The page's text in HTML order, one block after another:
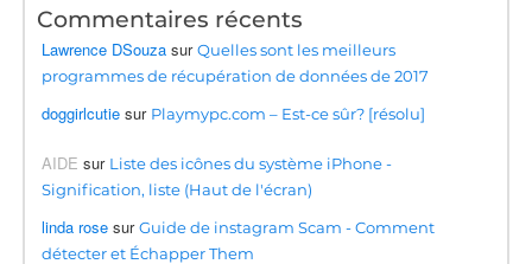
Commentaires récents
Lawrence DSouza surQuelles sont les meilleurs
programmes de récupération de données de 2017
doggirlcutie sur Playmypc.com – Est-ce sûr? [résolu]
AIDE sur Liste des icônes du système iPhone -
Signification, liste (Haut de l'écran)
linda rose surGuide de instagram Scam - Comment
détecter et Échapper Them